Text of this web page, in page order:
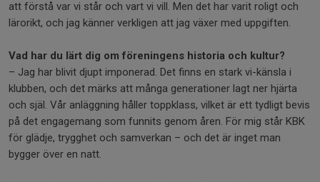
att förstå var vi står och vart vi vill. Men det har varit roligt och
lärorikt, och jag känner verkligen att jag växer med uppgiften.
Vad har du lärt dig om föreningens historia och kultur?
– Jag har blivit djupt imponerad. Det finns en stark vi-känsla i
klubben, och det märks att många generationer lagt ner hjärta
och själ. Vår anläggning håller toppklass, vilket är ett tydligt bevis
på det engagemang som funnits genom åren. För mig står KBK
för glädje, trygghet och samverkan – och det är inget man
bygger över en natt.